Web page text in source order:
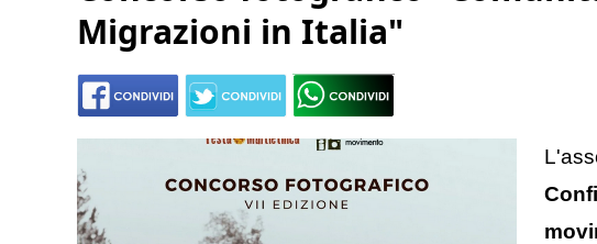
Migrazioni in Italia"